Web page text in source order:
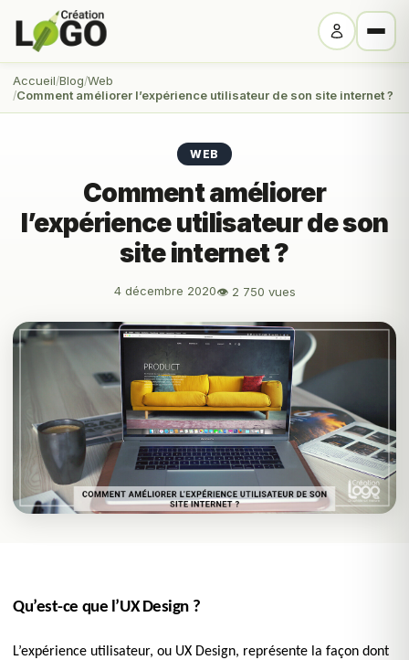
Accueil Blog Web
Comment améliorer l’expérience utilisateur de son site internet ?
WEB
Comment améliorer
l’expérience utilisateur de son
site internet ?
4 décembre 2020👁 2 750 vues
Qu’est-ce que l’UX Design ?
L’expérience utilisateur, ou UX Design, représente la façon dont